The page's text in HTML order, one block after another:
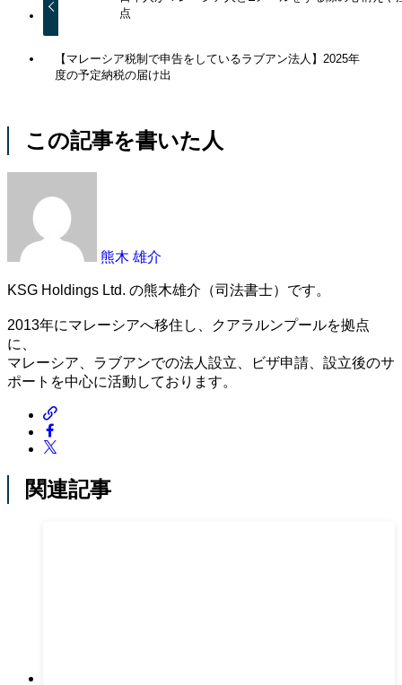
点
【マレーシア税制で申告をしているラブアン法人】2025年
度の予定納税の届け出
この記事を書いた人
熊木 雄介
KSG Holdings Ltd. の熊木雄介（司法書士）です。
2013年にマレーシアへ移住し、クアラルンプールを拠点
に、
マレーシア、ラブアンでの法人設立、ビザ申請、設立後のサ
ポートを中心に活動しております。
関連記事